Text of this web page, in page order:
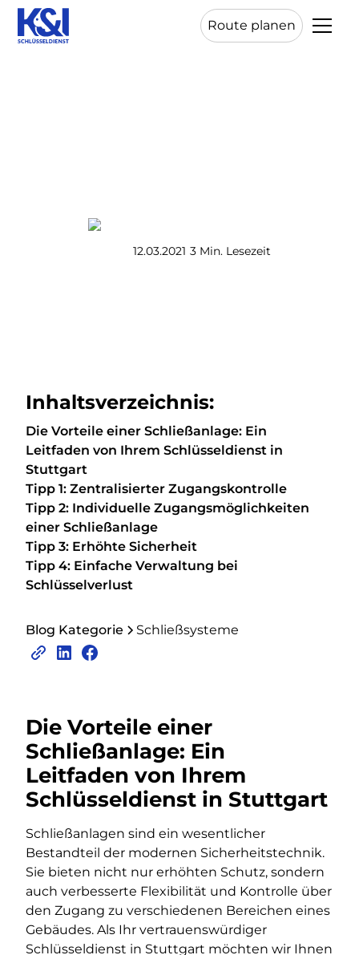
Route planen
12.03.2021 3 Min. Lesezeit
Inhaltsverzeichnis:
Die Vorteile einer Schließanlage: Ein
Leitfaden von Ihrem Schlüsseldienst in
Stuttgart
Tipp 1: Zentralisierter Zugangskontrolle
Tipp 2: Individuelle Zugangsmöglichkeiten
einer Schließanlage
Tipp 3: Erhöhte Sicherheit
Tipp 4: Einfache Verwaltung bei
Schlüsselverlust
Blog Kategorie Schließsysteme
Die Vorteile einer
Schließanlage: Ein
Leitfaden von Ihrem
Schlüsseldienst in Stuttgart
Schließanlagen sind ein wesentlicher
Bestandteil der modernen Sicherheitstechnik.
Sie bieten nicht nur erhöhten Schutz, sondern
auch verbesserte Flexibilität und Kontrolle über
den Zugang zu verschiedenen Bereichen eines
Gebäudes. Als Ihr vertrauenswürdiger
Schlüsseldienst in Stuttgart möchten wir Ihnen